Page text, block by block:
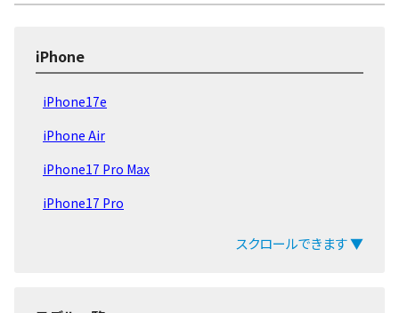
iPhone
iPhone17e
iPhone Air
iPhone17 Pro Max
iPhone17 Pro
スクロールできます ▼